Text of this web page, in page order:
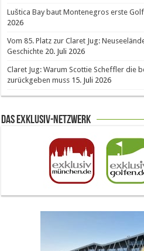
Luštica Bay baut Montenegros erste
2026
Vom 85. Platz zur Claret Jug:
Geschichte 20. Juli 2026
Claret Jug: Warum Scottie Scheffler die
zurückgeben muss 15. Juli 2026
Das Exklusiv-Netzwerk